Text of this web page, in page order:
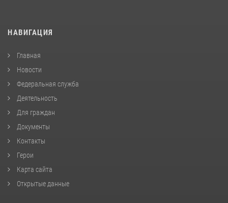
НАВИГАЦИЯ
Главная
Новости
Федеральная служба
Деятельность
Для граждан
Документы
Контакты
Герои
Карта сайта
Открытые данные